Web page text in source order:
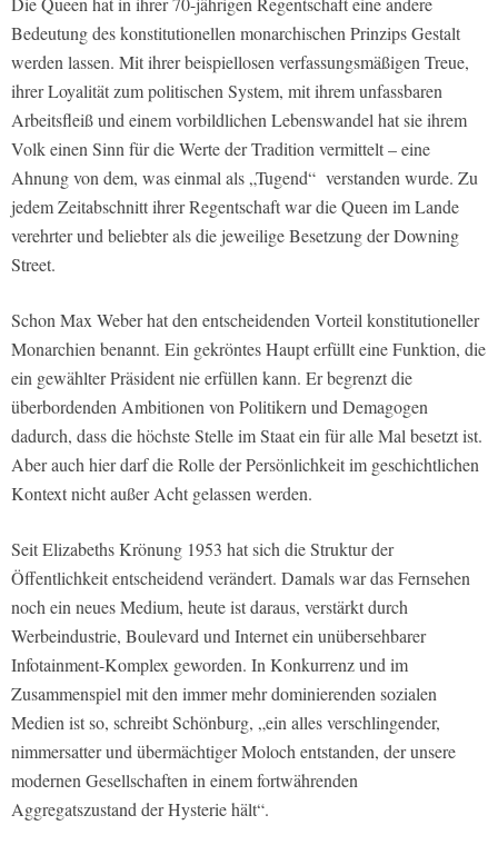
Bedeutung des konstitutionellen monarchischen Prinzips Gestalt
werden lassen. Mit ihrer beispiellosen verfassungsmäßigen Treue,
ihrer Loyalität zum politischen System, mit ihrem unfassbaren
Arbeitsfleiß und einem vorbildlichen Lebenswandel hat sie ihrem
Volk einen Sinn für die Werte der Tradition vermittelt – eine
Ahnung von dem, was einmal als „Tugend“ verstanden wurde. Zu
jedem Zeitabschnitt ihrer Regentschaft war die Queen im Lande
verehrter und beliebter als die jeweilige Besetzung der Downing
Street.
Schon Max Weber hat den entscheidenden Vorteil konstitutioneller
Monarchien benannt. Ein gekröntes Haupt erfüllt eine Funktion, die
ein gewählter Präsident nie erfüllen kann. Er begrenzt die
überbordenden Ambitionen von Politikern und Demagogen
dadurch, dass die höchste Stelle im Staat ein für alle Mal besetzt ist.
Aber auch hier darf die Rolle der Persönlichkeit im geschichtlichen
Kontext nicht außer Acht gelassen werden.
Seit Elizabeths Krönung 1953 hat sich die Struktur der
Öffentlichkeit entscheidend verändert. Damals war das Fernsehen
noch ein neues Medium, heute ist daraus, verstärkt durch
Werbeindustrie, Boulevard und Internet ein unübersehbarer
Infotainment-Komplex geworden. In Konkurrenz und im
Zusammenspiel mit den immer mehr dominierenden sozialen
Medien ist so, schreibt Schönburg, „ein alles verschlingender,
nimmersatter und übermächtiger Moloch entstanden, der unsere
modernen Gesellschaften in einem fortwährenden
Aggregatszustand der Hysterie hält“.